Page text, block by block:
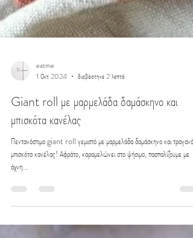
1 Οκτ 2024
διαβάστηκε 2 λεπτά
Giant roll με μαρμελάδα δαμάσκηνο και
μπισκότα κανέλας
Πεντανόστιμο giant roll γεμιστό με μαρμελάδα δαμάσκηνο και τραγανά
μπισκότα κανέλας! Αφράτο, καραμελώνει στο ψήσιμο, πασπαλίζουμε με